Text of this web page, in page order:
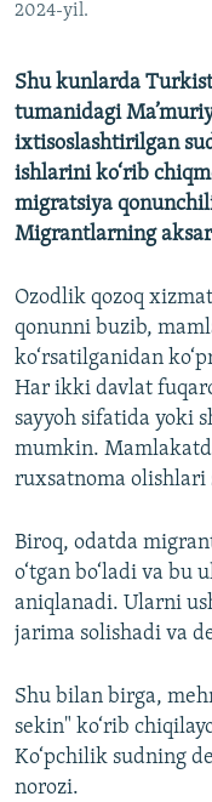
2024-yil.
Shu kunlarda
tumanidagi
ixtisoslashtirilgan
ishlarini ko‘rib
migratsiya
Migrantlarning
Ozodlik qozoq
qonunni buzib,
ko‘rsatilganidan
Har ikki davlat
sayyoh sifatida yoki
mumkin.
ruxsatnoma olishlari
Biroq, odatda
o‘tgan bo‘ladi va bu
aniqlanadi. Ularni
jarima solishadi va
Shu bilan birga,
sekin" ko‘rib
Ko‘pchilik sudning
norozi.